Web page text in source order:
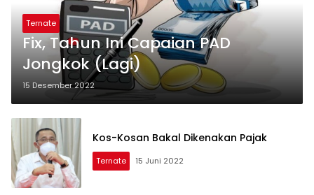
Ternate
Fix, Tahun Ini Capaian PAD
Jongkok (Lagi)
15 Desember 2022
Kos-Kosan Bakal Dikenakan Pajak
Ternate 15 Juni 2022